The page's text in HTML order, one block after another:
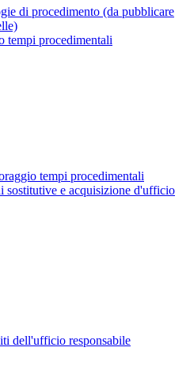
di procedimento (da pubblicare
tempi procedimentali
tempi procedimentali
sostitutive e acquisizione d'ufficio
dell'ufficio responsabile